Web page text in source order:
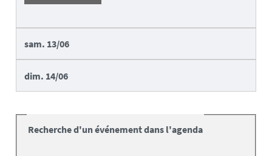
sam. 13/06
dim. 14/06
Recherche d'un événement dans l'agenda